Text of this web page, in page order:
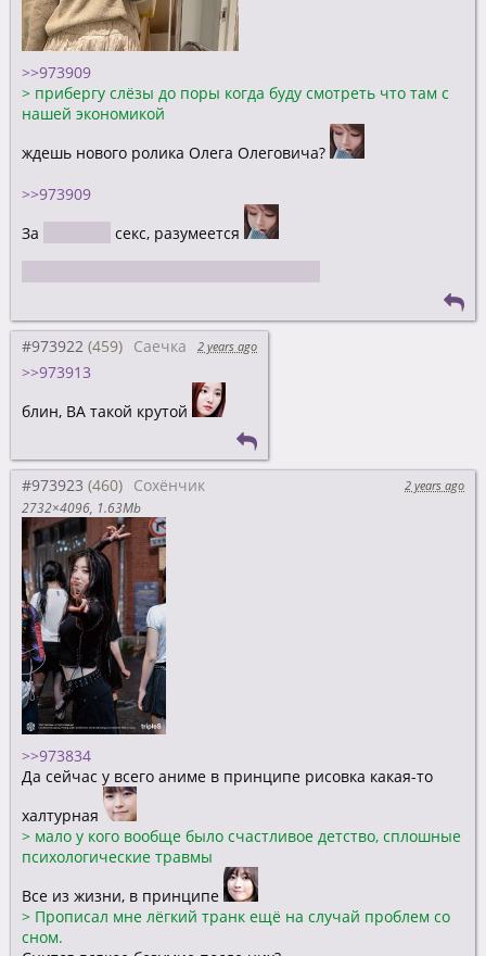
>>973909
> прибергу слёзы до поры когда буду смотреть что там с
нашей экономикой
ждешь нового ролика Олега Олеговича?
>>973909
За
секс, разумеется
#973922 Саечка 2 years ago
>>973913
блин, ВА такой крутой
#973923 Сохёнчик
2 years ago
2732×4096 1.63Mb
>>973834
Да сейчас у всего аниме в принципе рисовка какая-то
халтурная
> мало у кого вообще было счастливое детство, сплошные
психологические травмы
Все из жизни, в принципе
> Прописал мне лёгкий транк ещё на случай проблем со
сном.